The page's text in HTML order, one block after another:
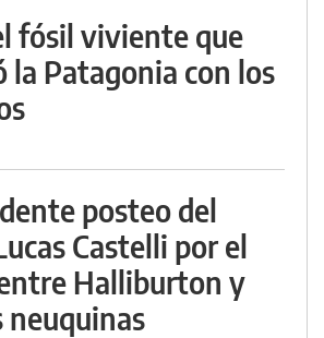
fósil viviente que
la Patagonia con los
posteo del
Castelli por el
Halliburton y
neuquinas